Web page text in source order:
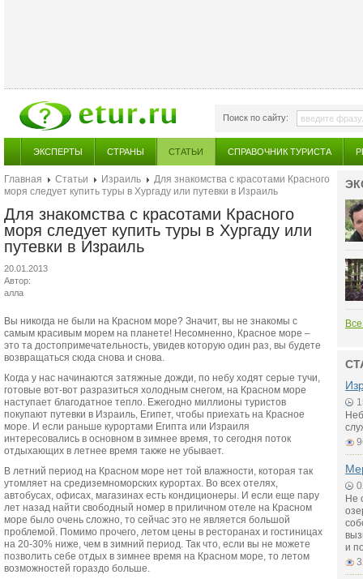
Поиск по сайту:
ЭКСПЕРТЫ СТРАНЫ СТАТЬИ СПРАВОЧНИК ТУРИСТА
Главная Статьи Израиль
Для знакомства с красотами Красного
моря следует купить туры в Хургаду или путевки в Израиль
Для знакомства с красотами Красного
моря следует купить туры в Хургаду или
путевки в Израиль
20.01.2013
Автор:
алла
Вы никогда не были на Красном море? Значит, вы не знакомы с
самым красивым морем на планете! Несомненно, Красное море –
это та достопримечательность, увидев которую один раз, вы будете
возвращаться сюда снова и снова.
Когда у нас начинаются затяжные дожди, по небу ходят серые тучи,
готовые вот-вот разразиться холодным снегом, на Красном море
наступает благодатное тепло. Ежегодно миллионы туристов
покупают путевки в Израиль, Египет, чтобы приехать на Красное
море. И если раньше курортами Египта или Израиля
интересовались в основном в зимнее время, то сегодня поток
отдыхающих в летнее время также не убывает.
В летний период на Красном море нет той влажности, которая так
утомляет на средиземноморских курортах. Во всех отелях,
автобусах, офисах, магазинах есть кондиционеры. И если еще пару
лет назад найти свободный номер в приличном отеле на Красном
море было очень сложно, то сейчас это не является большой
проблемой. Помимо прочего, летом цены в ресторанах и гостиницах
на 20-30% ниже, чем в зимний период. Так что, если вы не можете
позволить себе отдых в зимнее время на Красном море, то летом
возможностей гораздо больше.
Не
и